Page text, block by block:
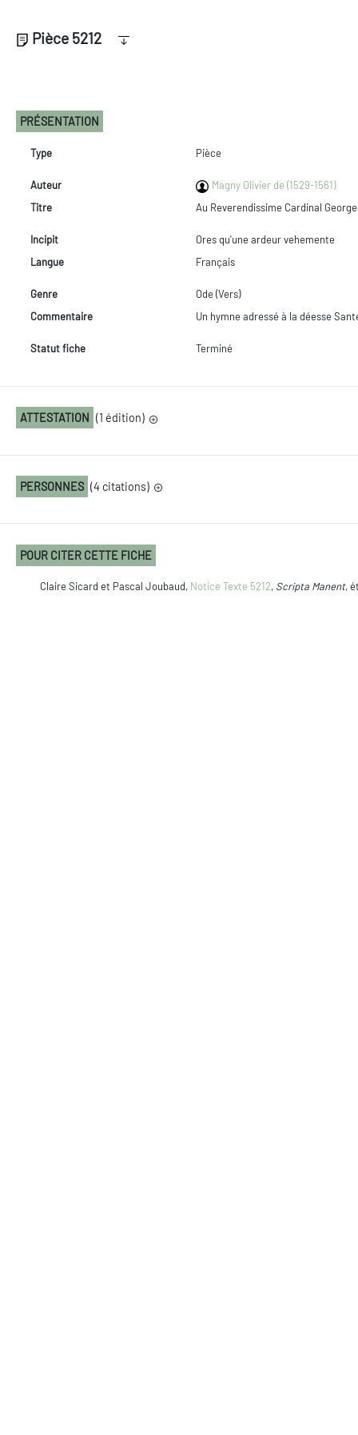
Pièce 5212
PRÉSENTATION
Type Pièce
Auteur
Magny Olivier de (1529-1561)
Titre
Au Reverendissime Cardinal
Incipit
Ores qu'une ardeur vehemente
Langue
Français
Genre
Ode (Vers)
Commentaire
Un hymne adressé à la déesse
Statut fiche Terminé
ATTESTATION (1 édition)
PERSONNES (4 citations)
POUR CITER CETTE FICHE
Claire Sicard et Pascal Joubaud, Notice Texte 5212, Scripta Manent,